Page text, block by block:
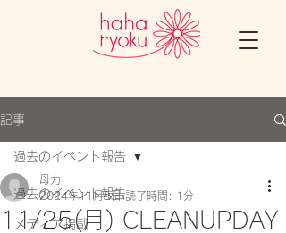
記事
過去のイベント報告
メディア掲載
過去のイベント報告
11/25(月) CLEANUPDAY
母力
2024年11月5日 読了時間: 1分